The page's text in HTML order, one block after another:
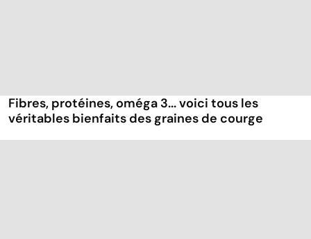
Fibres, protéines, oméga 3... voici tous les
véritables bienfaits des graines de courge